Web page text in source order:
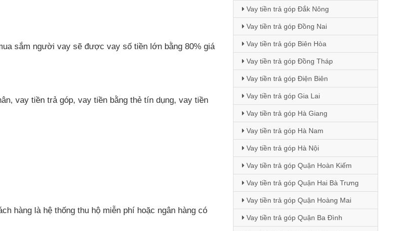
sắm người vay sẽ được vay số tiền lớn bằng 80% giá
, vay tiền trả góp, vay tiền bằng thẻ tín dụng, vay tiền
hàng là hệ thống thu hộ miễn phí hoặc ngân hàng có
Vay tiền trả góp Đắk Nông
Vay tiền trả góp Đồng Nai
Vay tiền trả góp Biên Hòa
Vay tiền trả góp Đồng Tháp
Vay tiền trả góp Điện Biên
Vay tiền trả góp Gia Lai
Vay tiền trả góp Hà Giang
Vay tiền trả góp Hà Nam
Vay tiền trả góp Hà Nội
Vay tiền trả góp Quận Hoàn Kiếm
Vay tiền trả góp Quận Hai Bà Trưng
Vay tiền trả góp Quận Hoàng Mai
Vay tiền trả góp Quận Ba Đình